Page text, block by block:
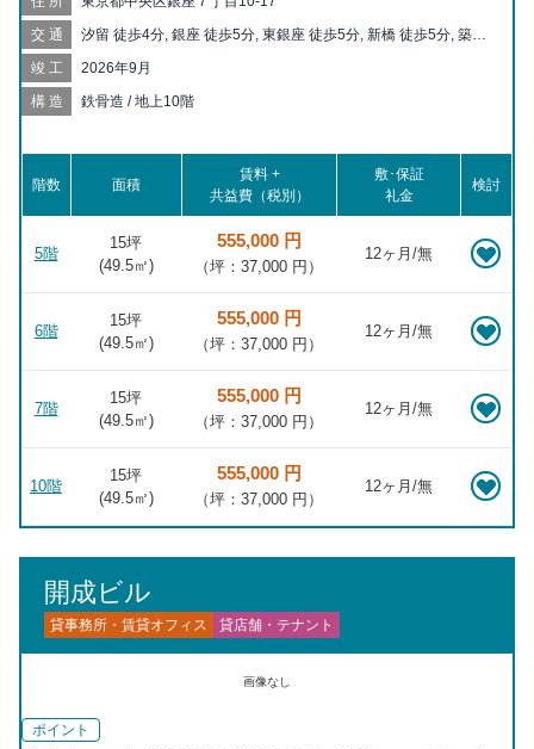
交通
汐留 徒歩4分, 銀座 徒歩5分, 東銀座 徒歩5分, 新橋 徒歩5分, 築地
銀座一丁目 徒歩9分, 築地 徒歩10分, 新富町 徒歩12分, 東京 徒歩
13分, 京橋 徒歩13分, 霞ヶ関 徒歩13分, 宝町 徒歩14分, 虎ノ門 徒
ール浜松町 徒歩19分, 浜松町 徒歩19分, 竹芝 徒歩20分
竣工 2026年9月
構造 鉄骨造 / 地上10階
階数 面積
賃料 +
共益費（税別）
敷･保証
礼金
検討
5階
15坪
(49.5㎡)
555,000 円
（坪：37,000 円）
12ヶ月/無
6階
15坪
(49.5㎡)
555,000 円
（坪：37,000 円）
12ヶ月/無
7階
15坪
(49.5㎡)
555,000 円
（坪：37,000 円）
12ヶ月/無
10階
15坪
(49.5㎡)
555,000 円
（坪：37,000 円）
12ヶ月/無
開成ビル
貸事務所・賃貸オフィス 貸店舗・テナント
画像なし
ポイント